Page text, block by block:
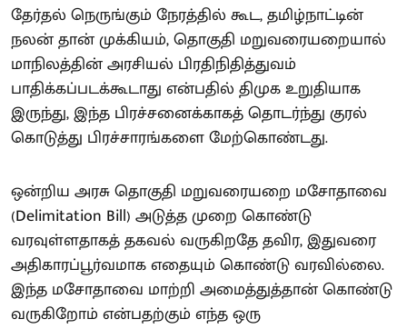
தேர்தல் நெருங்கும் நேரத்தில் கூட, தமிழ்நாட்டின்
நலன் தான் முக்கியம், தொகுதி மறுவரையறையால்
மாநிலத்தின் அரசியல் பிரதிநிதித்துவம்
பாதிக்கப்படக்கூடாது என்பதில் திமுக உறுதியாக
இருந்து, இந்த பிரச்சனைக்காகத் தொடர்ந்து குரல்
கொடுத்து பிரச்சாரங்களை மேற்கொண்டது.
ஒன்றிய அரசு தொகுதி மறுவரையறை மசோதாவை
(Delimitation Bill) அடுத்த முறை கொண்டு
வரவுள்ளதாகத் தகவல் வருகிறதே தவிர, இதுவரை
அதிகாரப்பூர்வமாக எதையும் கொண்டு வரவில்லை.
இந்த மசோதாவை மாற்றி அமைத்துத்தான் கொண்டு
வருகிறோம் என்பதற்கும் எந்த ஒரு